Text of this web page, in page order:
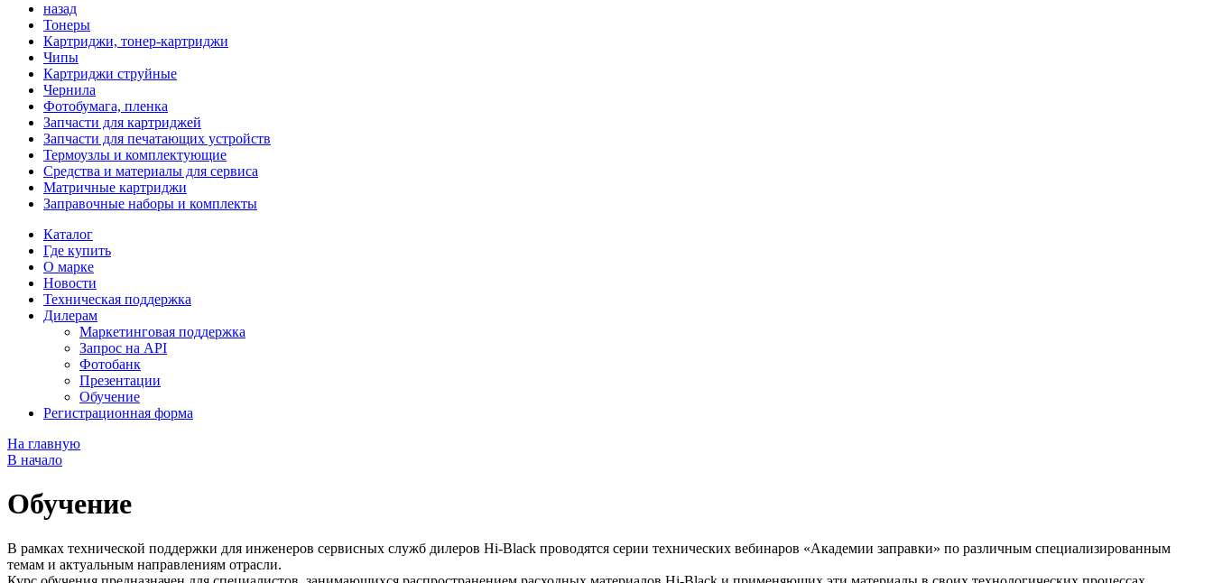
назад
Тонеры
Картриджи, тонер-картриджи
Чипы
Картриджи струйные
Чернила
Фотобумага, пленка
Запчасти для картриджей
Запчасти для печатающих устройств
Термоузлы и комплектующие
Средства и материалы для сервиса
Матричные картриджи
Заправочные наборы и комплекты
Каталог
Где купить
О марке
Новости
Техническая поддержка
Дилерам
Маркетинговая поддержка
Запрос на API
Фотобанк
Презентации
Обучение
Регистрационная форма
На главную
В начало
Обучение
В рамках технической поддержки для инженеров сервисных служб дилеров Hi-Black проводятся серии технических вебинаров «Академии заправки» по различным специализированным
темам и актуальным направлениям отрасли.